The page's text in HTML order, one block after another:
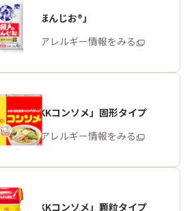
「瀬戸のほんじお®」
商品・アレルギー情報をみる
「味の素KKコンソメ」固形タイプ
商品・アレルギー情報をみる
「味の素KKコンソメ」顆粒タイプ